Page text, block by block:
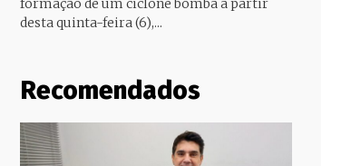
formação de um ciclone bomba a partir
desta quinta-feira (6),...
Recomendados